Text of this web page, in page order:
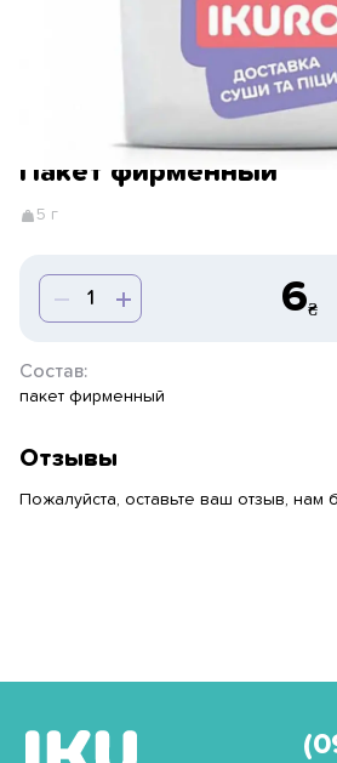
Пакет фирменный
5 г
6
Состав:
пакет фирменный
Отзывы
Пожалуйста, оставьте ваш отзыв, нам